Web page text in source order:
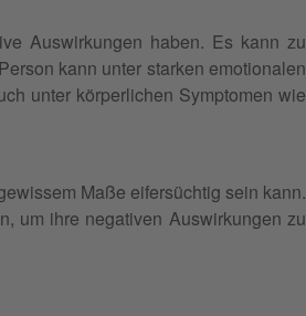
Auswirkungen haben. Es kann zu
kann unter starken emotionalen
unter körperlichen Symptomen wie
Maße eifersüchtig sein kann.
um ihre negativen Auswirkungen zu